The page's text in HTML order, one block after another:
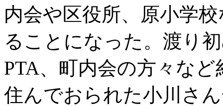
内会や区役所、原小学
ることになった。渡り
PTA、町内会の方々な
住んでおられた小川さ